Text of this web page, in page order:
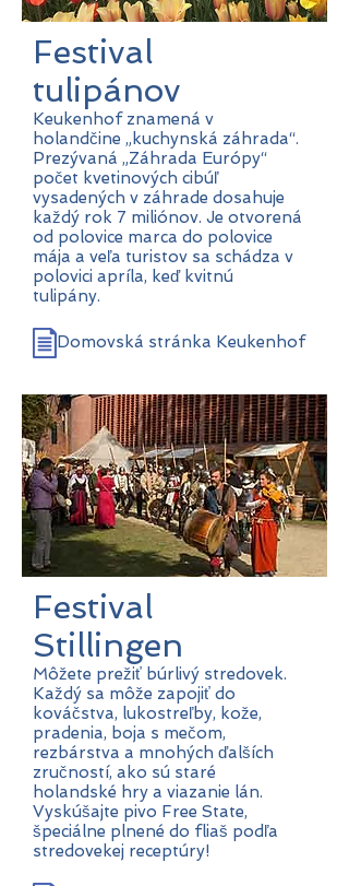
Festival
tulipánov
Keukenhof znamená v
holandčine „kuchynská záhrada“.
Prezývaná „Záhrada Európy“
počet kvetinových cibúľ
vysadených v záhrade dosahuje
každý rok 7 miliónov. Je otvorená
od polovice marca do polovice
mája a veľa turistov sa schádza v
polovici apríla, keď kvitnú
tulipány.
Domovská stránka Keukenhof
Festival
Stillingen
Môžete prežiť búrlivý stredovek.
Každý sa môže zapojiť do
kováčstva, lukostreľby, kože,
pradenia, boja s mečom,
rezbárstva a mnohých ďalších
zručností, ako sú staré
holandské hry a viazanie lán.
Vyskúšajte pivo Free State,
špeciálne plnené do fliaš podľa
stredovekej receptúry!